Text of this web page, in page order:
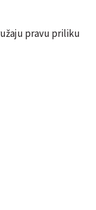
pravu priliku